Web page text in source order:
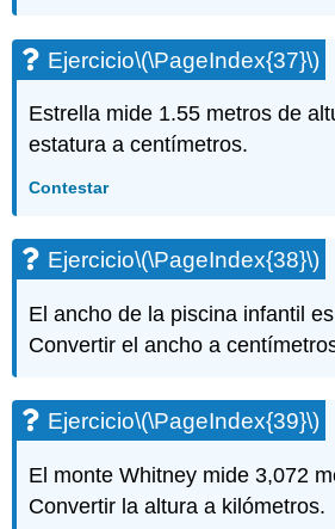
Ejercicio\(\PageIndex{37}\)
Estrella mide 1.55 metros de
estatura a centímetros.
Contestar
Ejercicio\(\PageIndex{38}\)
El ancho de la piscina infantil
Convertir el ancho a
Ejercicio\(\PageIndex{39}\)
El monte Whitney mide 3,072
Convertir la altura a kilómetros.